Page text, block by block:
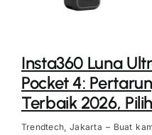
Insta360 Luna
Pocket 4:
Terbaik 2026,
Trendtech, Jakarta – Buat